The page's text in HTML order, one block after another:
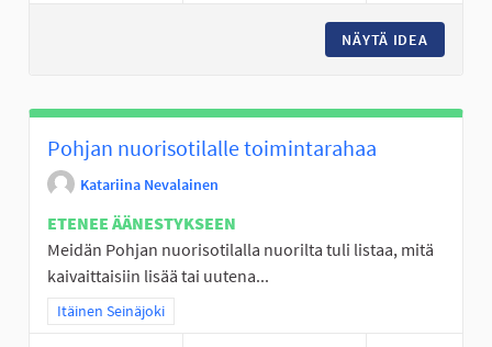
NÄYTÄ IDEA
Pohjan nuorisotilalle toimintarahaa
Katariina Nevalainen
ETENEE ÄÄNESTYKSEEN
Meidän Pohjan nuorisotilalla nuorilta tuli listaa, mitä
kaivaittaisiin lisää tai uutena...
Rajaa tulokset teeman mukaan: Itäinen Seinäjoki
Itäinen Seinäjoki